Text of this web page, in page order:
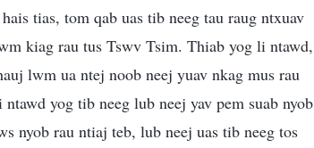
tias, tom qab uas tib neeg tau raug ntxuav
kiag rau tus Tswv Tsim. Thiab yog li ntawd,
lwm ua ntej noob neej yuav nkag mus rau
yog tib neeg lub neej yav pem suab nyob
nyob rau ntiaj teb, lub neej uas tib neeg tos